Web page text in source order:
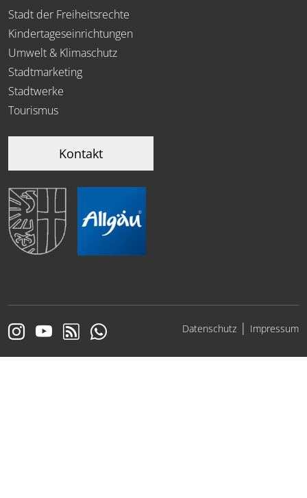
Stadt der Freiheitsrechte
Kindertageseinrichtungen
Umwelt & Klimaschutz
Stadtmarketing
Stadtwerke
Tourismus
Kontakt
Datenschutz| Impressum